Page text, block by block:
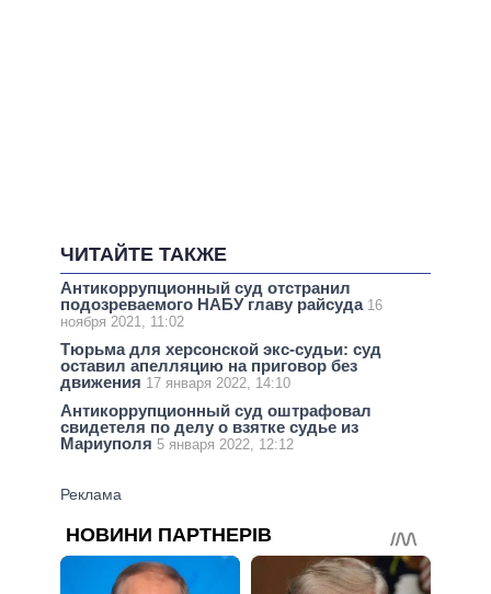
ЧИТАЙТЕ ТАКЖЕ
Антикоррупционный суд отстранил
подозреваемого НАБУ главу райсуда 16
ноября 2021, 11:02
Тюрьма для херсонской экс-судьи: суд
оставил апелляцию на приговор без
движения 17 января 2022, 14:10
Антикоррупционный суд оштрафовал
свидетеля по делу о взятке судье из
Мариуполя 5 января 2022, 12:12